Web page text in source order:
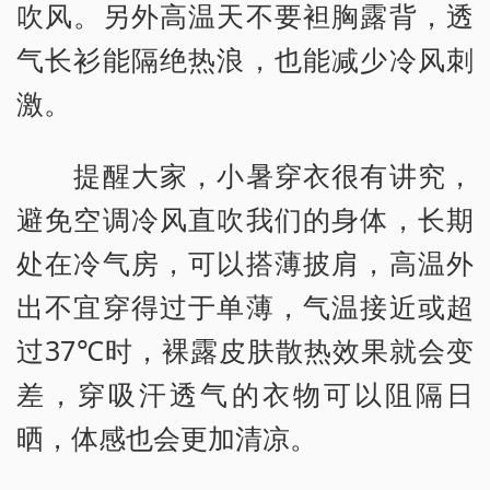
吹风。另外高温天不要袒胸露背，透
气长衫能隔绝热浪，也能减少冷风刺
激。
提醒大家，小暑穿衣很有讲究，
避免空调冷风直吹我们的身体，长期
处在冷气房，可以搭薄披肩，高温外
出不宜穿得过于单薄，气温接近或超
过37℃时，裸露皮肤散热效果就会变
差，穿吸汗透气的衣物可以阻隔日
晒，体感也会更加清凉。